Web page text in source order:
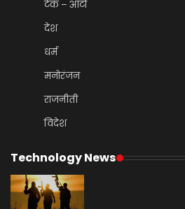
टेक – ऑटो
देश
धर्म
मनोरंजन
राजनीती
विदेश
Technology News